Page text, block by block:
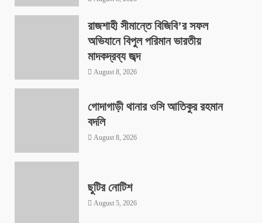
রাজশাহী সীমান্তে বিজিবি’র সফল
অভিযানে বিপুল পরিমান ভারতীয়
মাদকদ্রব্য জব্দ
August 8, 2026
গোদাগাড়ী থানার ওসি আতিকুর রহমান
বদলি
August 8, 2026
ছুটির নোটিশ
August 5, 2026